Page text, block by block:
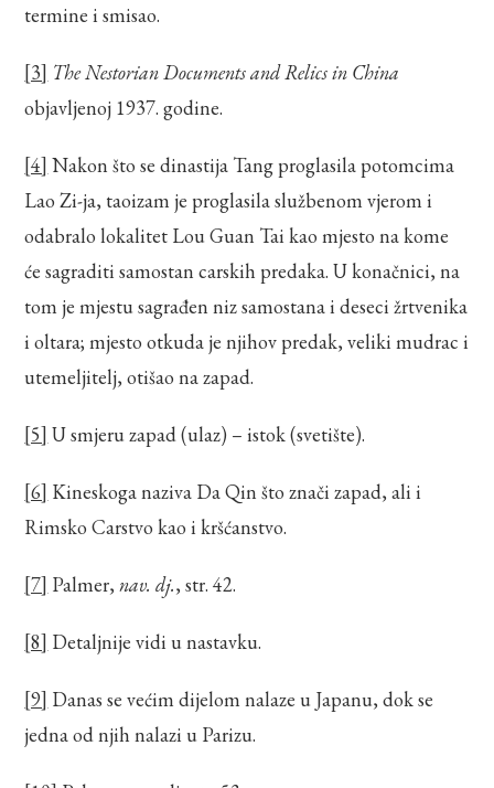
termine i smisao.
[3] The Nestorian Documents and Relics in China
objavljenoj 1937. godine.
[4] Nakon što se dinastija Tang proglasila potomcima
Lao Zi-ja, taoizam je proglasila službenom vjerom i
odabralo lokalitet Lou Guan Tai kao mjesto na kome
će sagraditi samostan carskih predaka. U konačnici, na
tom je mjestu sagrađen niz samostana i deseci žrtvenika
i oltara; mjesto otkuda je njihov predak, veliki mudrac i
utemeljitelj, otišao na zapad.
[5] U smjeru zapad (ulaz) – istok (svetište).
[6] Kineskoga naziva Da Qin što znači zapad, ali i
Rimsko Carstvo kao i kršćanstvo.
[7] Palmer,nav. dj., str. 42.
[8] Detaljnije vidi u nastavku.
[9] Danas se većim dijelom nalaze u Japanu, dok se
jedna od njih nalazi u Parizu.